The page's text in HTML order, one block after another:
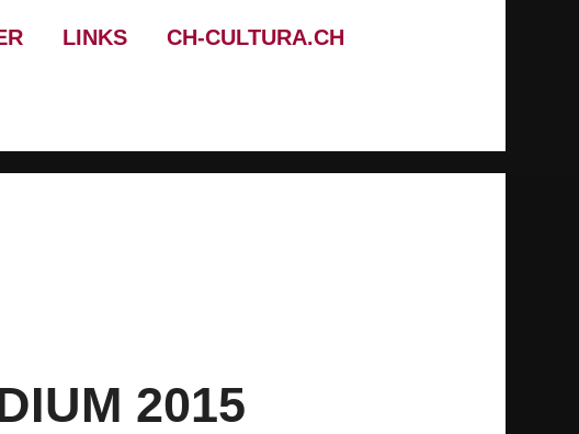
LINKS CH-CULTURA.CH
2015